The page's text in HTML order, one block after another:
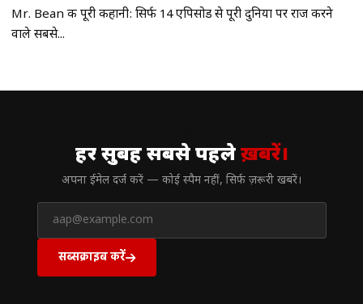
Mr. Bean की पूरी कहानी: सिर्फ 14 एपिसोड से पूरी दुनिया पर राज करने
वाले सबसे...
हर सुबह सबसे पहलेख़बरें।
अपना ईमेल दर्ज करें — कोई स्पैम नहीं, सिर्फ ज़रूरी खबरें।
सब्सक्राइब करें